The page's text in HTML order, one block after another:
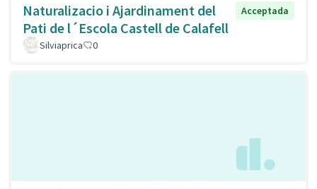
Naturalizacio i Ajardinament del
Pati de l´Escola Castell de Calafell
Acceptada
Silviaprica 0